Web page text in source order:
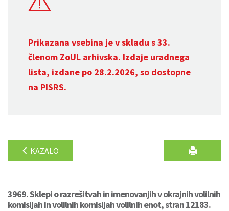
Prikazana vsebina je v skladu s 33.
členom ZoUL arhivska. Izdaje uradnega
lista, izdane po 28.2.2026, so dostopne
na PISRS.
KAZALO
3969. Sklepi o razrešitvah in imenovanjih v okrajnih volilnih
komisijah in volilnih komisijah volilnih enot, stran 12183.